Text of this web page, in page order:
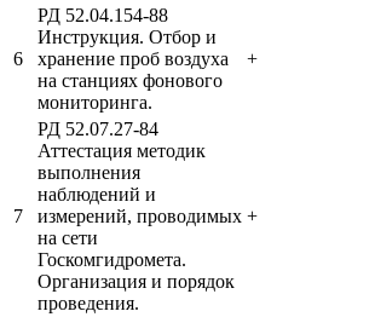
6
РД 52.04.154-88
Инструкция. Отбор и
хранение проб воздуха
на станциях фонового
мониторинга.
+
7
РД 52.07.27-84
Аттестация методик
выполнения
наблюдений и
измерений, проводимых
на сети
Госкомгидромета.
Организация и порядок
проведения.
+